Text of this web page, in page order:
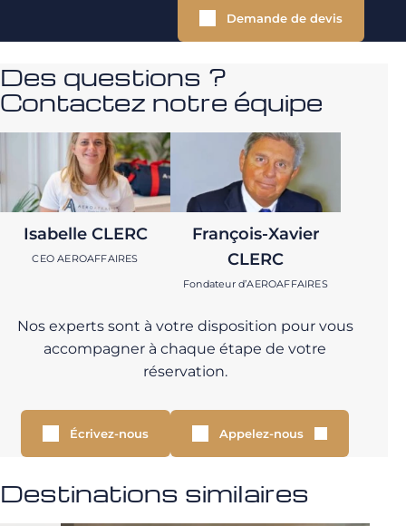
Demande de devis
Des questions ?
Contactez notre équipe
Isabelle CLERC
CEO AEROAFFAIRES
François-Xavier
CLERC
Fondateur d’AEROAFFAIRES
Nos experts sont à votre disposition pour vous
accompagner à chaque étape de votre
réservation.
Écrivez-nous Appelez-nous
Destinations similaires